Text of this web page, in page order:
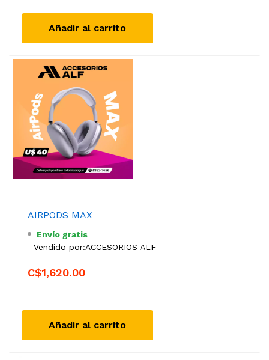
Añadir al carrito
AIRPODS MAX
Envío gratis
Vendido por:ACCESORIOS ALF
C$1,620.00
Añadir al carrito